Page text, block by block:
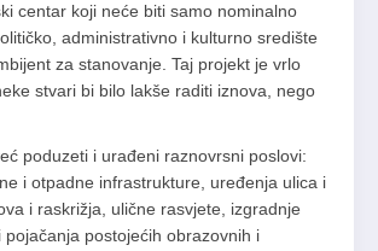
centar koji neće biti samo nominalno
administrativno i kulturno središte
za stanovanje. Taj projekt je vrlo
stvari bi bilo lakše raditi iznova, nego
poduzeti i urađeni raznovrsni poslovi:
i otpadne infrastrukture, uređenja ulica i
i raskrižja, ulične rasvjete, izgradnje
pojačanja postojećih obrazovnih i